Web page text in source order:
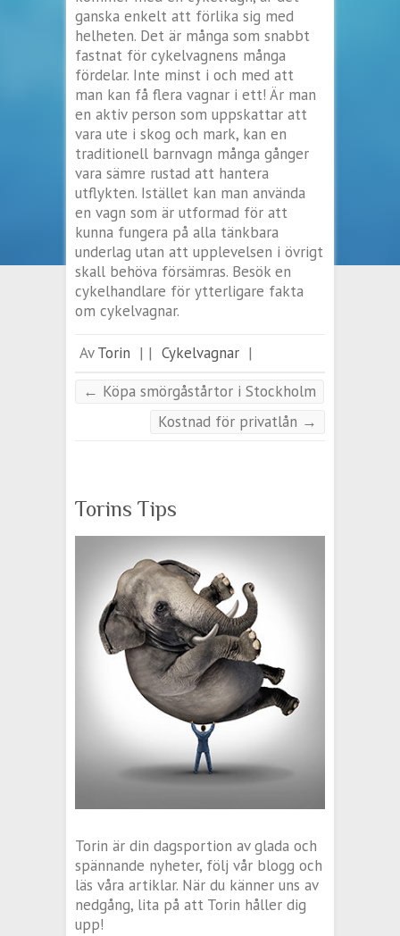
ganska enkelt att förlika sig med
helheten. Det är många som snabbt
fastnat för cykelvagnens många
fördelar. Inte minst i och med att
man kan få flera vagnar i ett! Är man
en aktiv person som uppskattar att
vara ute i skog och mark, kan en
traditionell barnvagn många gånger
vara sämre rustad att hantera
utflykten. Istället kan man använda
en vagn som är utformad för att
kunna fungera på alla tänkbara
underlag utan att upplevelsen i övrigt
skall behöva försämras. Besök en
cykelhandlare för ytterligare fakta
om cykelvagnar.
AvTorin | | Cykelvagnar |
← Köpa smörgåstårtor i Stockholm
Kostnad för privatlån →
Torins Tips
Torin är din dagsportion av glada och
spännande nyheter, följ vår blogg och
läs våra artiklar. När du känner uns av
nedgång, lita på att Torin håller dig
upp!